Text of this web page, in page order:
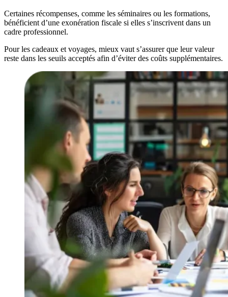
Certaines récompenses, comme les séminaires ou les formations,
bénéficient d’une exonération fiscale si elles s’inscrivent dans un
cadre professionnel.
Pour les cadeaux et voyages, mieux vaut s’assurer que leur valeur
reste dans les seuils acceptés afin d’éviter des coûts supplémentaires.